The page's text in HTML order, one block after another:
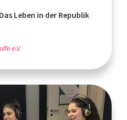
Leben in der Republik
e.V.